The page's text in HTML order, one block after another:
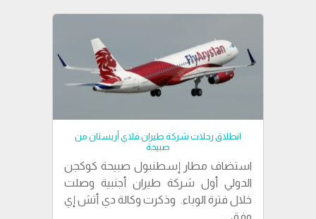
انطلاق رحلات شركة طيران فلاي أريستان من
صبيحة
استضاف مطار إسطنبول صبيحة كوكجن
الدولي أول شركة طيران أجنبية وصلت
خلال فترة الوباء. وذكرت وكالة دي أتش إي